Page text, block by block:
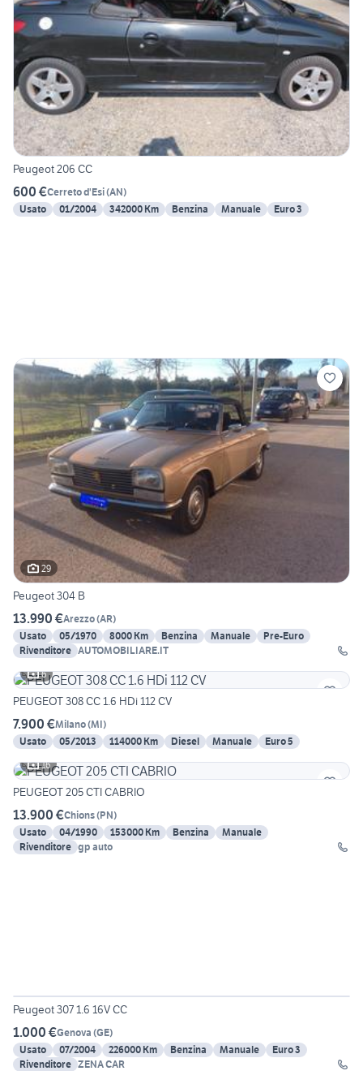
Peugeot 206 CC
600 €Cerreto d'Esi(AN)
Usato
01/2004 342000 Km Benzina Manuale Euro 3
29
Peugeot 304 B
13.990 €Arezzo(AR)
Usato
05/1970 8000 Km Benzina Manuale
Pre-Euro
Rivenditore AUTOMOBILIARE.IT
6
PEUGEOT 308 CC 1.6 HDi 112 CV
7.900 €Milano(MI)
Usato
05/2013 114000 Km Diesel Manuale
Euro 5
16
PEUGEOT 205 CTI CABRIO
13.900 €Chions(PN)
Usato
04/1990 153000 Km Benzina
Manuale
Rivenditore gp auto
Peugeot 307 1.6 16V CC
1.000 €Genova (GE)
Usato
07/2004 226000 Km Benzina Manuale
Euro 3
Rivenditore ZENA CAR